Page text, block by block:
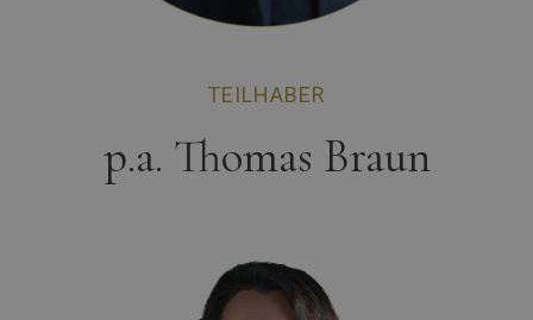
TEILHABER
p.a. Thomas Braun